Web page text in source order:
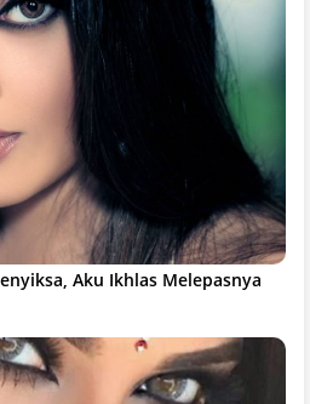
Aku Ikhlas Melepasnya